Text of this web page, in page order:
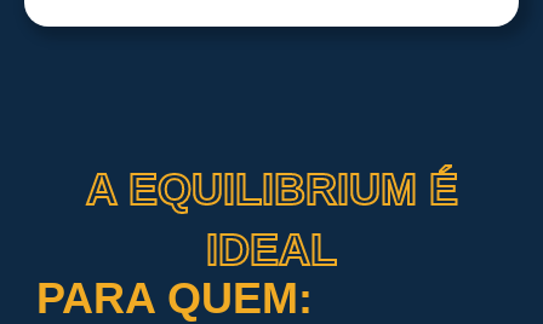
A EQUILIBRIUM É
IDEAL
PARA QUEM: